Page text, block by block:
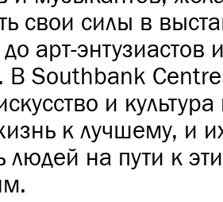
свои силы в
арт-энтузиастов
В Southbank
и культура
к лучшему, и
людей на пути к